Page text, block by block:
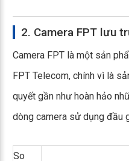
2. Camera FPT lưu
Camera FPT là một sản
FPT Telecom, chính vì là
quyết gần như hoàn hảo
dòng camera sử dụng đầu
So